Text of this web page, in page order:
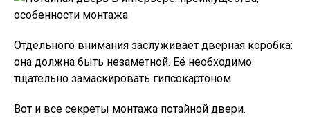
Отдельного внимания заслуживает дверная коробка:
она должна быть незаметной. Её необходимо
тщательно замаскировать гипсокартоном.
Вот и все секреты монтажа потайной двери.